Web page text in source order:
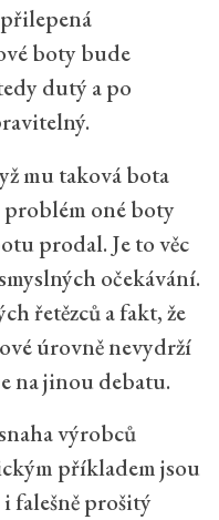
boty bude
dutý a po
mu taková bota
oné boty
prodal. Je to věc
očekávání.
řetězců a fakt, že
úrovně nevydrží
na jinou debatu.
výrobců
příkladem jsou
falešně prošitý